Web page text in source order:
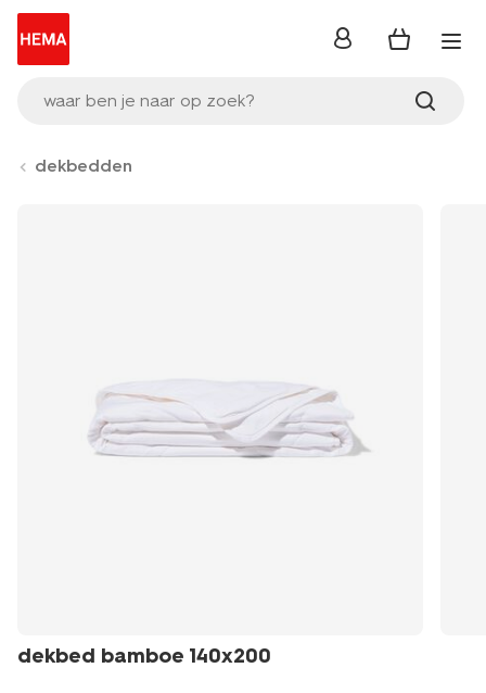
waar ben je naar op zoek?
inloggen
dekbedden
dekbed bamboe 140x200